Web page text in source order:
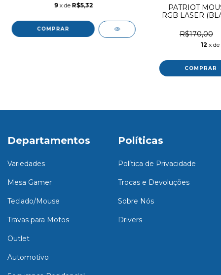
9 x de R$5,32
PATRIOT
RGB LASER
R$170,00
12 x de
Departamentos
Variedades
Mesa Gamer
Teclado/Mouse
Travas para Motos
Outlet
Automotivo
Políticas
Política de Privacidade
Trocas e Devoluções
Sobre Nós
Drivers